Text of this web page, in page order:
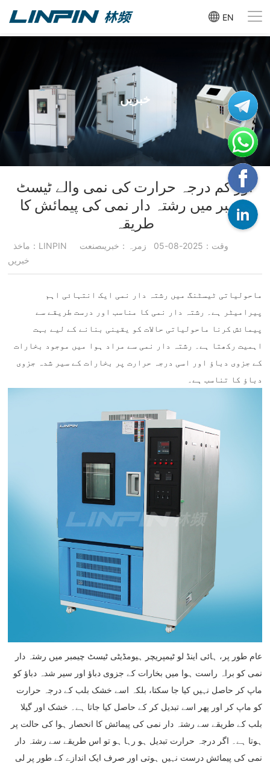
EN
خبریں
اور کم درجہ حرارت کی نمی والے ٹیسٹ
چیمبر میں رشتہ دار نمی کی پیمائش کا
طریقہ
ماخذ：LINPIN وقت：2025-08-05
زمرہ：خبریںصنعت
خبریں
ماحولیاتی ٹیسٹنگ میں رشتہ دار نمی ایک انتہائی اہم
پیرامیٹر ہے۔ رشتہ دار نمی کا مناسب اور درست طریقے سے
پیمائش کرنا ماحولیاتی حالات کو یقینی بنانے کے لیے بہت
اہمیت رکھتا ہے۔ رشتہ دار نمی سے مراد ہوا میں موجود بخارات
کے جزوی دباؤ اور اسی درجہ حرارت پر بخارات کے سیر شدہ جزوی
دباؤ کا تناسب ہے۔
عام طور پر، ہائی اینڈ لو ٹیمپریچر ہیومڈیٹی ٹیسٹ چیمبر میں رشتہ دار
نمی کو براہ راست ہوا میں بخارات کے جزوی دباؤ اور سیر شدہ دباؤ کو
ماپ کر حاصل نہیں کیا جا سکتا، بلکہ اسے خشک بلب کے درجہ حرارت
کو ماپ کر اور پھر اسے تبدیل کر کے حاصل کیا جاتا ہے۔ خشک اور گیلا
بلب کے طریقے سے رشتہ دار نمی کی پیمائش کا انحصار ہوا کی حالت پر
ہوتا ہے۔ اگر درجہ حرارت تبدیل ہو رہا ہو تو اس طریقے سے رشتہ دار
نمی کی پیمائش درست نہیں ہوتی اور صرف ایک اندازے کے طور پر لی